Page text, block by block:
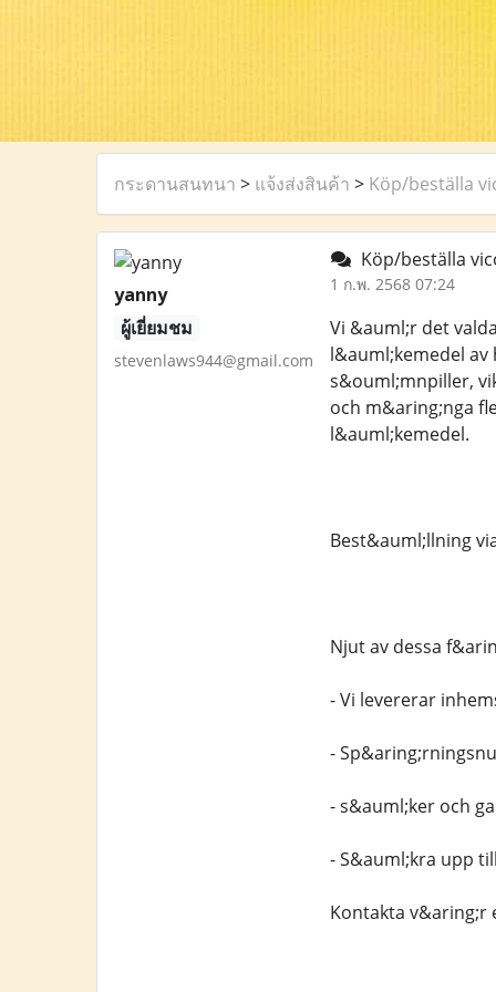
กระดานสนทนา > แจ้งส่งสินค้า > Köp/beställa
yanny
ผู้เยี่ยมชม
stevenlaws944@gmail.com
Köp/beställa
1 ก.พ. 2568 07:24
Vi &auml;r det
l&auml;kemedel
s&ouml;mnpiller,
och m&aring;nga
l&auml;kemedel.
Best&auml;llning
Njut av dessa
- Vi levererar
-
- s&auml;ker och
- S&auml;kra upp
Kontakta v&aring;r